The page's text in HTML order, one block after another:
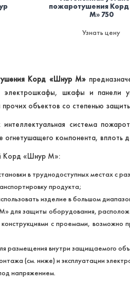
пожаротушения
М» 750
Узнать цену
Корд «Шнур М»
электрошкафы, шкафы и панели
объектов со степенью
система
огнетушащего компонента, вплоть
Корд «Шнур М»:
в труднодоступных местах с
продукта;
изделие в большом
для защиты оборудования,
с проемами, возможно
размещения внутри защищаемого
(см. ниже) и эксплуатации
напряжением.